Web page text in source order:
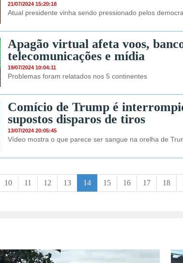
21/07/2024 15:20:18
Atual presidente vinha sendo pressionado pelos
Apagão virtual afeta voos,
telecomunicações e mídia
19/07/2024 10:04:11
Problemas foram relatados nos 5 continentes
Comício de Trump é
supostos disparos de tiros
13/07/2024 20:05:45
Vídeo mostra o que parece ser sangue na orelha de
10 11 12 13 14 15 16 17 18